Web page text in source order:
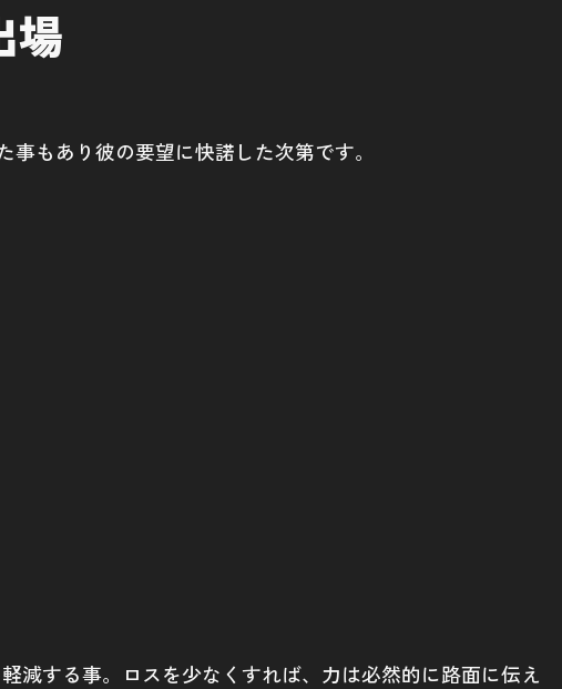
場
もあり彼の要望に快諾した次第です。
減する事。ロスを少なくすれば、力は必然的に路面に伝え